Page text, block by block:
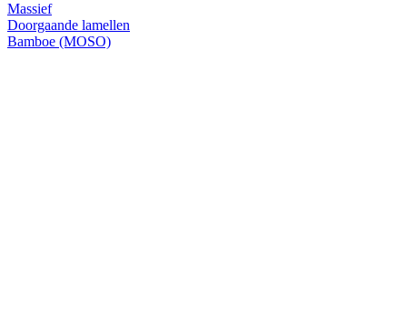
Massief
Doorgaande lamellen
Bamboe (MOSO)